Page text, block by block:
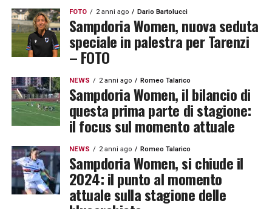
FOTO 2 anni ago Dario Bartolucci
Sampdoria Women, nuova seduta
speciale in palestra per Tarenzi
– FOTO
NEWS 2 anni ago Romeo Talarico
Sampdoria Women, il bilancio di
questa prima parte di stagione:
il focus sul momento attuale
NEWS 2 anni ago Romeo Talarico
Sampdoria Women, si chiude il
2024: il punto al momento
attuale sulla stagione delle